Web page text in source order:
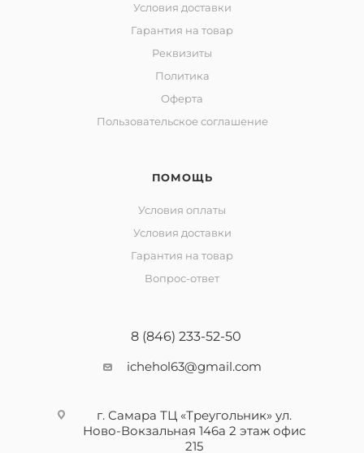
Условия доставки
Гарантия на товар
Реквизиты
Политика
Оферта
Пользовательское соглашение
ПОМОЩЬ
Условия оплаты
Условия доставки
Гарантия на товар
Вопрос-ответ
8 (846) 233-52-50
ichehol63@gmail.com
г. Самара ТЦ «Треугольник» ул.
Ново-Вокзальная 146а 2 этаж офис
215